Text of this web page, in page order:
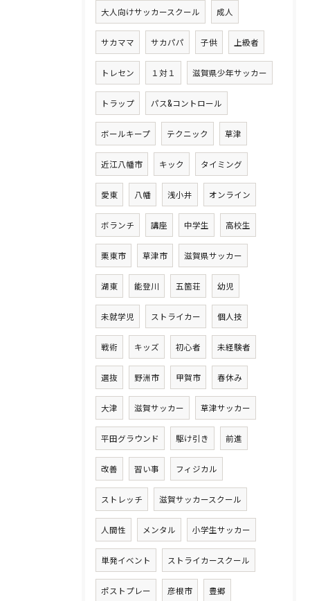
大人向けサッカースクール 成人
サカママ サカパパ 子供 上級者
トレセン １対１ 滋賀県少年サッカー
トラップ パス&コントロール
ボールキープ テクニック 草津
近江八幡市 キック タイミング
愛東 八幡 浅小井 オンライン
ボランチ 講座 中学生 高校生
栗東市 草津市 滋賀県サッカー
湖東 能登川 五箇荘 幼児
未就学児 ストライカー 個人技
戦術 キッズ 初心者 未経験者
選抜 野洲市 甲賀市 春休み
大津 滋賀サッカー 草津サッカー
平田グラウンド 駆け引き 前進
改善 習い事 フィジカル
ストレッチ 滋賀サッカースクール
人間性 メンタル 小学生サッカー
単発イベント ストライカースクール
ポストプレー 彦根市 豊郷